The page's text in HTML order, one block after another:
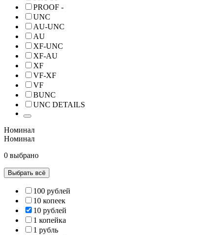
PROOF -
UNC
AU-UNC
AU
XF-UNC
XF-AU
XF
VF-XF
VF
BUNC
UNC DETAILS
Номинал
Номинал
0 выбрано
Выбрать всё
100 рублей
10 копеек
10 рублей
1 копейка
1 рубль